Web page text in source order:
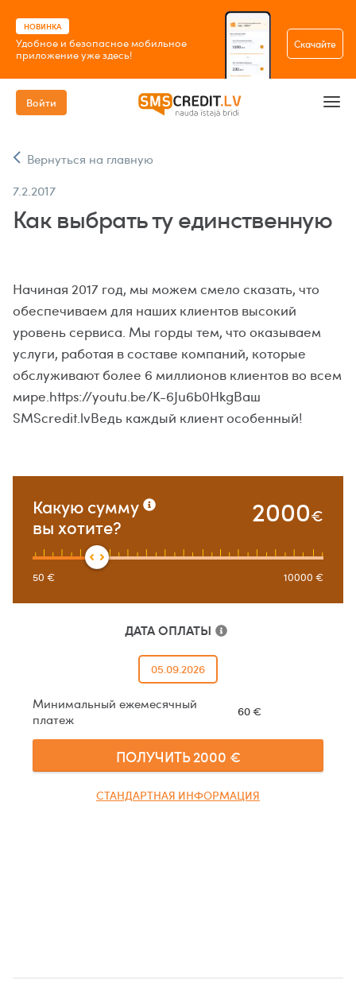
НОВИНКА
Удобное и безопасное мобильное
приложение уже здесь!
Скачайте
Войти
Вернуться на главную
7.2.2017
Как выбрать ту единственную
Начиная 2017 год, мы можем смело сказать, что
обеспечиваем для наших клиентов высокий
уровень сервиса. Мы горды тем, что оказываем
услуги, работая в составе компаний, которые
обслуживают более 6 миллионов клиентов во всем
мире.https://youtu.be/K-6Ju6b0HkgВаш
SMScredit.lvВедь каждый клиент особенный!
Какую сумму
вы хотите?
2000€
50 € 10000 €
ДАТА ОПЛАТЫ
05.09.2026
Минимальный ежемесячный
платеж
60€
ПОЛУЧИТЬ2000 €
СТАНДАРТНАЯ ИНФОРМАЦИЯ